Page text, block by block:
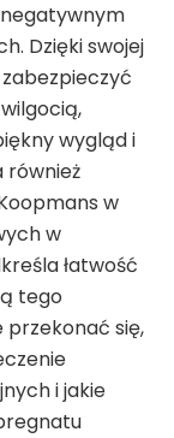
Dzięki swojej
wygląd i
również
w
w
łatwość
tego
przekonać się,
i jakie